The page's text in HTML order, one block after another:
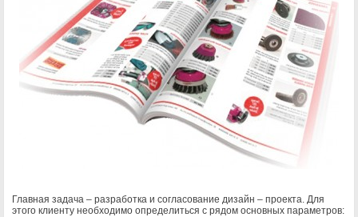
Альманахи
Анкеты
Атласы
Афиши
Бейджи
Билеты
Биографии
Вкладыши
Главная задача – разработка и согласование дизайн – проекта. Для
этого клиенту необходимо определиться с рядом основных параметров: